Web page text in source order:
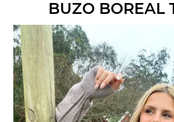
BUZO BOREAL